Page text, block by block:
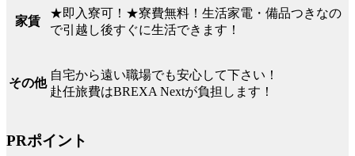
家賃
★即入寮可！★寮費無料！生活家電・備品つきなの
で引越し後すぐに生活できます！
その他
自宅から遠い職場でも安心して下さい！
赴任旅費はBREXA Nextが負担します！
PRポイント